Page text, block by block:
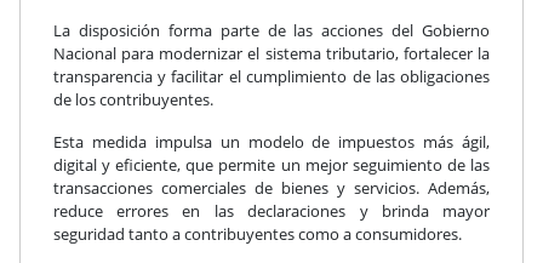
La disposición forma parte de las acciones del Gobierno
Nacional para modernizar el sistema tributario, fortalecer la
transparencia y facilitar el cumplimiento de las obligaciones
de los contribuyentes.
Esta medida impulsa un modelo de impuestos más ágil,
digital y eficiente, que permite un mejor seguimiento de las
transacciones comerciales de bienes y servicios. Además,
reduce errores en las declaraciones y brinda mayor
seguridad tanto a contribuyentes como a consumidores.